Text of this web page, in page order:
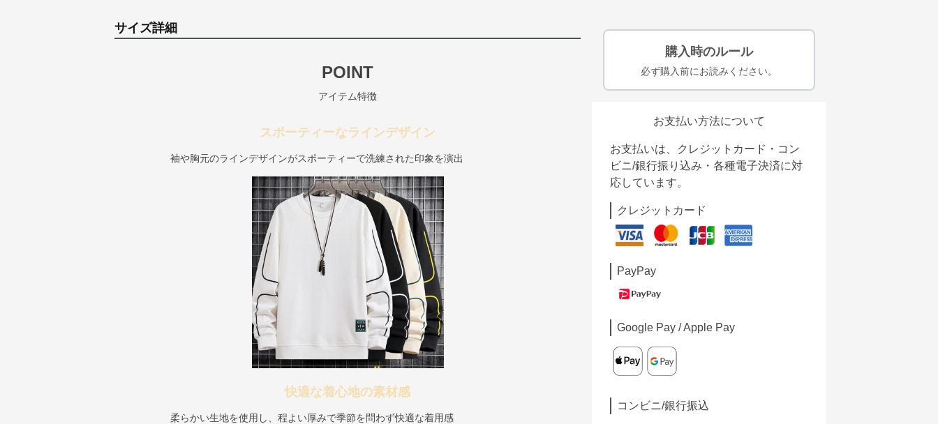
サイズ詳細
POINT
アイテム特徴
スポーティーなラインデザイン
袖や胸元のラインデザインがスポーティーで洗練された印象を演出
快適な着心地の素材感
柔らかい生地を使用し、程よい厚みで季節を問わず快適な着用感
購入時のルール
必ず購入前にお読みください。
お支払い方法について
お支払いは、クレジットカード・コン
ビニ/銀行振り込み・各種電子決済に対
応しています。
クレジットカード
PayPay
Google Pay / Apple Pay
コンビニ/銀行振込